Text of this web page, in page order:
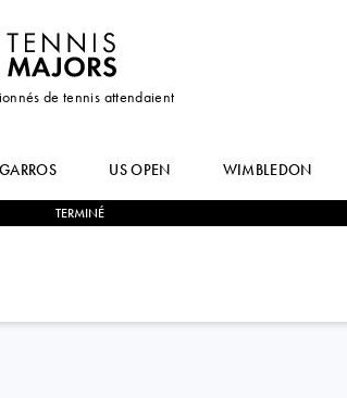
de tennis attendaient
US OPEN WIMBLEDON
TERMINÉ